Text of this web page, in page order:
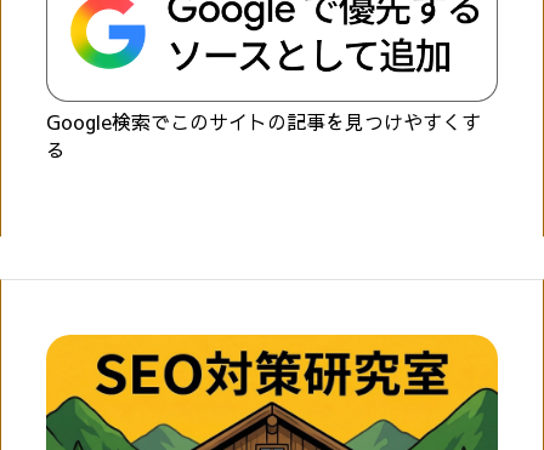
Google検索でこのサイトの記事を見つけやすくす
る